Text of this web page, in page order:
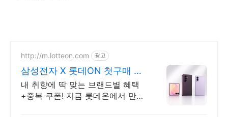
http://m.lotteon.com 광고
삼성전자 X 롯데ON 첫구매 최
대 5천원 혜택!
내 취향에 딱 맞는 브랜드별 혜택
+중복 쿠폰! 지금 롯데온에서 만나